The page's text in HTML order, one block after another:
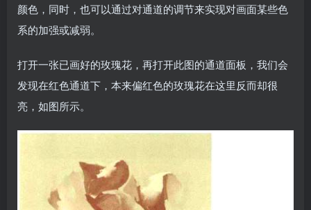
颜色，同时，也可以通过对通道的调节来实现对画面某些色
系的加强或减弱。
打开一张已画好的玫瑰花，再打开此图的通道面板，我们会
发现在红色通道下，本来偏红色的玫瑰花在这里反而却很
亮，如图所示。